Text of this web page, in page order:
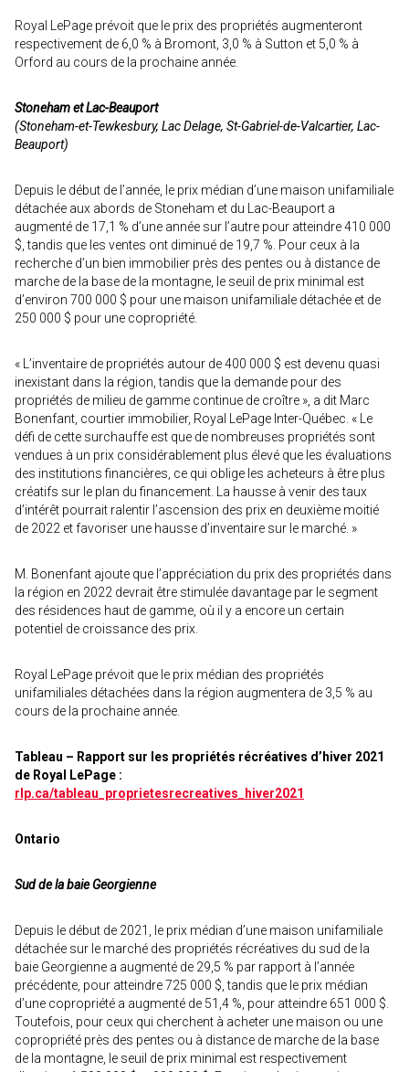
Royal LePage prévoit que le prix des propriétés augmenteront
respectivement de 6,0 % à Bromont, 3,0 % à Sutton et 5,0 % à
Orford au cours de la prochaine année.
Stoneham et Lac-Beauport
(Stoneham-et-Tewkesbury, Lac Delage, St-Gabriel-de-Valcartier, Lac-
Beauport)
Depuis le début de l’année, le prix médian d’une maison unifamiliale
détachée aux abords de Stoneham et du Lac-Beauport a
augmenté de 17,1 % d’une année sur l’autre pour atteindre 410 000
$, tandis que les ventes ont diminué de 19,7 %. Pour ceux à la
recherche d’un bien immobilier près des pentes ou à distance de
marche de la base de la montagne, le seuil de prix minimal est
d’environ 700 000 $ pour une maison unifamiliale détachée et de
250 000 $ pour une copropriété.
« L’inventaire de propriétés autour de 400 000 $ est devenu quasi
inexistant dans la région, tandis que la demande pour des
propriétés de milieu de gamme continue de croître », a dit Marc
Bonenfant, courtier immobilier, Royal LePage Inter-Québec. « Le
défi de cette surchauffe est que de nombreuses propriétés sont
vendues à un prix considérablement plus élevé que les évaluations
des institutions financières, ce qui oblige les acheteurs à être plus
créatifs sur le plan du financement. La hausse à venir des taux
d’intérêt pourrait ralentir l’ascension des prix en deuxième moitié
de 2022 et favoriser une hausse d’inventaire sur le marché. »
M. Bonenfant ajoute que l’appréciation du prix des propriétés dans
la région en 2022 devrait être stimulée davantage par le segment
des résidences haut de gamme, où il y a encore un certain
potentiel de croissance des prix.
Royal LePage prévoit que le prix médian des propriétés
unifamiliales détachées dans la région augmentera de 3,5 % au
cours de la prochaine année.
Tableau – Rapport sur les propriétés récréatives d’hiver 2021
de Royal LePage :
rlp.ca/tableau_proprietesrecreatives_hiver2021
Ontario
Sud de la baie Georgienne
Depuis le début de 2021, le prix médian d’une maison unifamiliale
détachée sur le marché des propriétés récréatives du sud de la
baie Georgienne a augmenté de 29,5 % par rapport à l’année
précédente, pour atteindre 725 000 $, tandis que le prix médian
d’une copropriété a augmenté de 51,4 %, pour atteindre 651 000 $.
Toutefois, pour ceux qui cherchent à acheter une maison ou une
copropriété près des pentes ou à distance de marche de la base
de la montagne, le seuil de prix minimal est respectivement